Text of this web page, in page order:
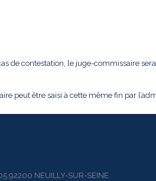
de contestation, le juge-commissaire
peut être saisi à cette même fin par
NEUILLY-SUR-SEINE